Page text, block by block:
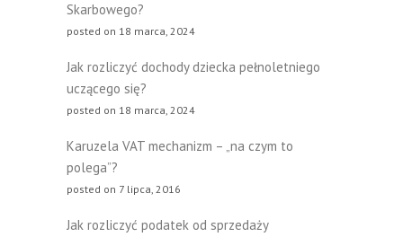
Skarbowego?
posted on 18 marca, 2024
Jak rozliczyć dochody dziecka pełnoletniego
uczącego się?
posted on 18 marca, 2024
Karuzela VAT mechanizm – „na czym to
polega”?
posted on 7 lipca, 2016
Jak rozliczyć podatek od sprzedaży